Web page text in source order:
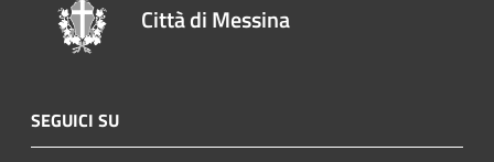
Città di Messina
SEGUICI SU